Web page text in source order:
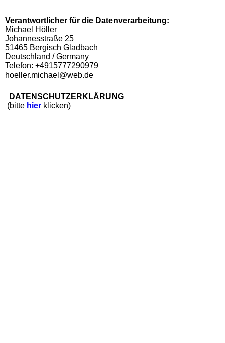
Verantwortlicher für die Datenverarbeitung:
Michael Höller
Johannesstraße 25
51465 Bergisch Gladbach
Deutschland / Germany
Telefon: +4915777290979
hoeller.michael@web.de
DATENSCHUTZERKLÄRUNG
(bitte hier klicken)